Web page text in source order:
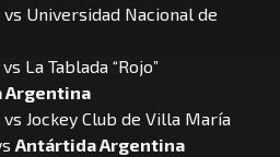
vs Universidad Nacional de
vs La Tablada “Rojo”
Argentina
vs Jockey Club de Villa María
Antártida Argentina